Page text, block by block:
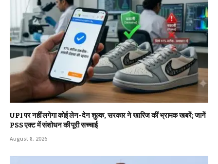
UPI पर नहीं लगेगा कोई लेन-देन शुल्क, सरकार ने खारिज कीं भ्रामक खबरें; जानें
PSS एक्ट में संशोधन की पूरी सच्चाई
August 8, 2026